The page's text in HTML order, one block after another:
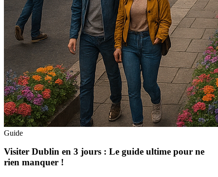
Guide
Visiter Dublin en 3 jours : Le guide ultime pour ne
rien manquer !